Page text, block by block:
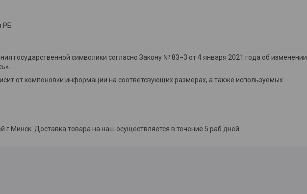
РБ
государственной символики согласно Закону № 83−3 от 4 января 2021 года об изменении
от компоновки информации на соответсвующих размерах, а также используемых
г.Минск. Доставка товара на наш осуществляется в течение 5 раб дней.